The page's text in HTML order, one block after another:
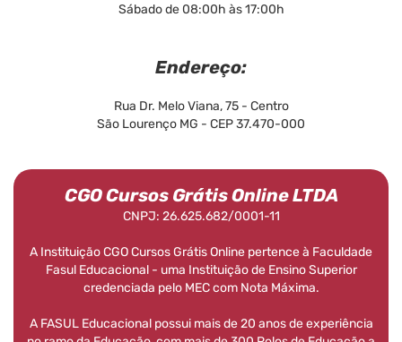
Sábado de 08:00h às 17:00h
Endereço:
Rua Dr. Melo Viana, 75 - Centro
São Lourenço MG - CEP 37.470-000
CGO Cursos Grátis Online LTDA
CNPJ: 26.625.682/0001-11
A Instituição CGO Cursos Grátis Online pertence à Faculdade
Fasul Educacional - uma Instituição de Ensino Superior
credenciada pelo MEC com Nota Máxima.
A FASUL Educacional possui mais de 20 anos de experiência